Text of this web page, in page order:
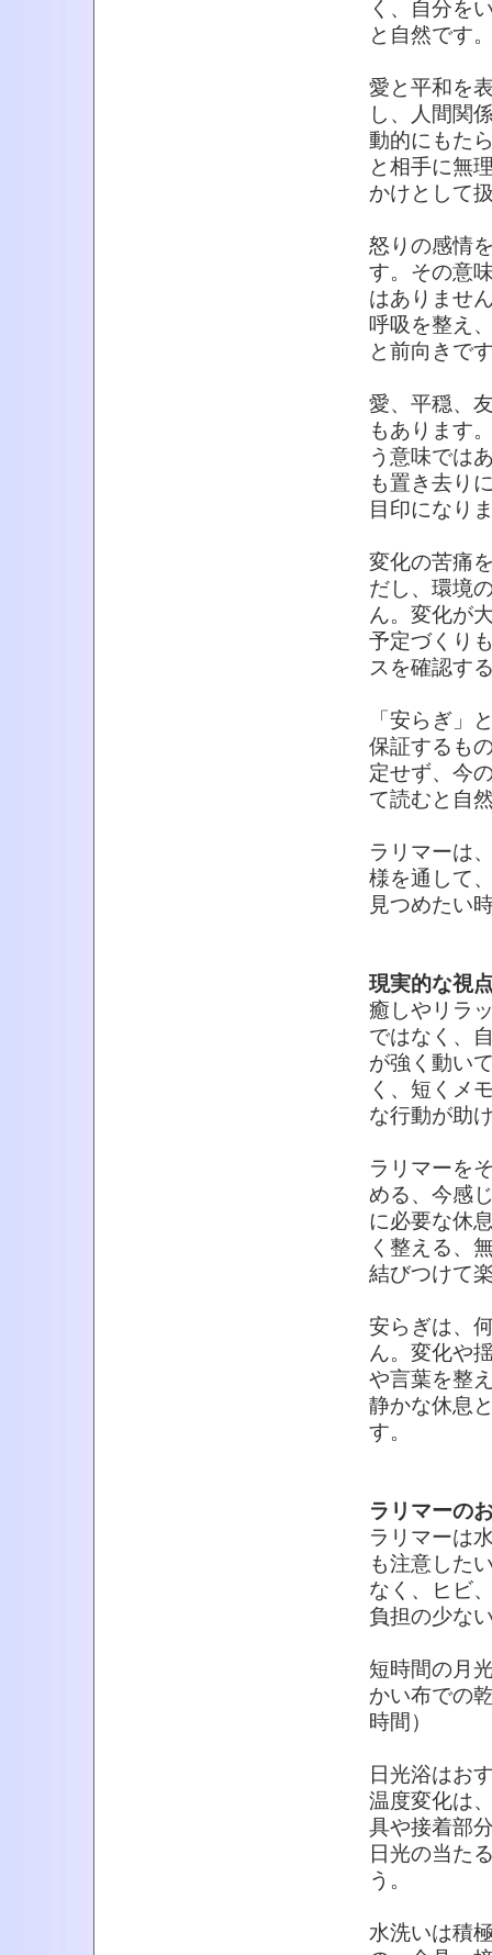
く、自分を
と自然です
愛と平和を
し、人間関
動的にもた
と相手に無
かけとして
怒りの感情
す。その意
はありませ
呼吸を整え
と前向きで
愛、平穏、
もあります
う意味では
も置き去り
目印になり
変化の苦痛
だし、環境
ん。変化が
予定づくり
スを確認す
「安らぎ」
保証するも
定せず、今
て読むと自
ラリマーは
様を通して
見つめたい
現実的な視
癒しやリラ
ではなく、
が強く動い
く、短くメ
な行動が助
ラリマーを
める、今感
に必要な休
く整える、
結びつけて
安らぎは、
ん。変化や
や言葉を整
静かな休息
す。
ラリマーの
ラリマーは
も注意した
なく、ヒビ
負担の少な
短時間の月
かい布での
時間）
日光浴はお
温度変化は
具や接着部
日光の当た
う。
水洗いは積